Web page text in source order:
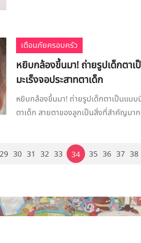
เตือนภัยครอบครัว
หยิบกล้องขึ้นมา! ถ่ายรูปเด็กตา
มะเร็งจอประสาทตาเด็ก
หยิบกล้องขึ้นมา! ถ่ายรูปเด็กตาเป็นแบ
ตาเด็ก สายตาของลูกเป็นสิ่งที่สำคัญมาก
29 30 31 32 33 34 35 36 37 38